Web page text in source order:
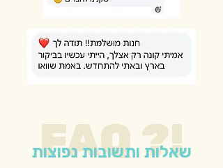
FAQ ?!
שאלות ותשובות נפוצות